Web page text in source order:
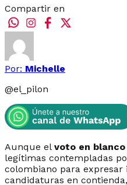
Compartir en
Por: Michelle
@el_pilon
Aunque el voto en blanco
legítimas contempladas
colombiano para
candidaturas en